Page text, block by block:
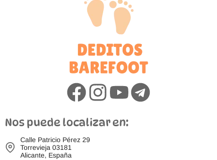
Nos puede localizar en:
Calle Patricio Pérez 29
Torrevieja 03181
Alicante, España